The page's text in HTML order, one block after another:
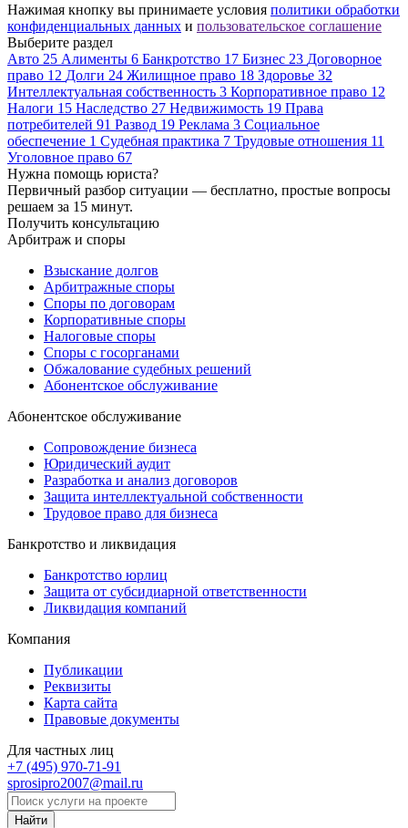
Нажимая кнопку вы принимаете условия политики обработки
конфиденциальных данных и пользовательское соглашение
Выберите раздел
Авто 25 Алименты 6 Банкротство 17 Бизнес 23 Договорное
право 12 Долги 24 Жилищное право 18 Здоровье 32
Интеллектуальная собственность 3 Корпоративное право 12
Налоги 15 Наследство 27 Недвижимость 19 Права
потребителей 91 Развод 19 Реклама 3 Социальное
обеспечение 1 Судебная практика 7 Трудовые отношения 11
Уголовное право 67
Нужна помощь юриста?
Первичный разбор ситуации — бесплатно, простые вопросы
решаем за 15 минут.
Получить консультацию
Арбитраж и споры
Взыскание долгов
Арбитражные споры
Споры по договорам
Корпоративные споры
Налоговые споры
Споры с госорганами
Обжалование судебных решений
Абонентское обслуживание
Абонентское обслуживание
Сопровождение бизнеса
Юридический аудит
Разработка и анализ договоров
Защита интеллектуальной собственности
Трудовое право для бизнеса
Банкротство и ликвидация
Банкротство юрлиц
Защита от субсидиарной ответственности
Ликвидация компаний
Компания
Публикации
Реквизиты
Карта сайта
Правовые документы
Для частных лиц
+7 (495) 970-71-91
sprosipro2007@mail.ru
Найти